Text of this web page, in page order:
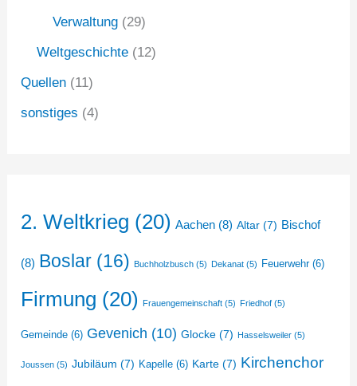
Verwaltung (29)
Weltgeschichte (12)
Quellen (11)
sonstiges (4)
2. Weltkrieg (20) Aachen (8) Altar (7) Bischof
(8) Boslar (16) Buchholzbusch (5) Dekanat (5) Feuerwehr(6)
Firmung (20) Frauengemeinschaft (5) Friedhof (5)
Gemeinde (6) Gevenich (10) Glocke (7) Hasselsweiler (5)
Joussen (5) Jubiläum (7) Kapelle (6) Karte (7) Kirchenchor